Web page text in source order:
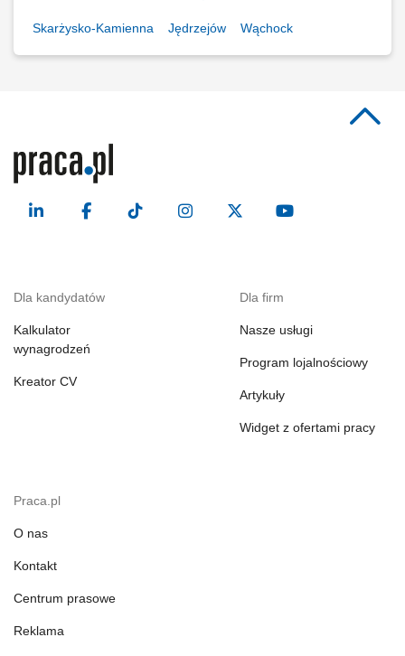
Skarżysko-Kamienna Jędrzejów Wąchock
Dla kandydatów
Kalkulator
wynagrodzeń
Kreator CV
Dla firm
Nasze usługi
Program lojalnościowy
Artykuły
Widget z ofertami pracy
Praca.pl
O nas
Kontakt
Centrum prasowe
Reklama